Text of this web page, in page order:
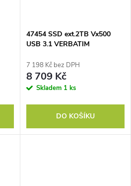
47454 SSD ext.2TB Vx500
USB 3.1 VERBATIM
7 198 Kč bez DPH
8 709 Kč
Skladem 1 ks
DO KOŠÍKU